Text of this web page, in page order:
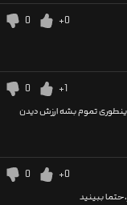
+0
0
+1
0
تموم بشه ارزش دیدن
+0
0
ببینید